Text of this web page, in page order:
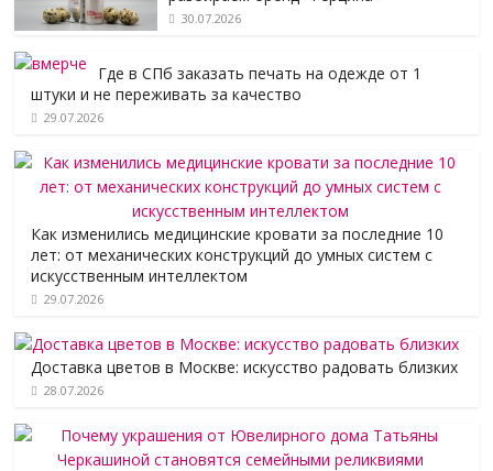
30.07.2026
Где в СПб заказать печать на одежде от 1
штуки и не переживать за качество
29.07.2026
Как изменились медицинские кровати за последние 10
лет: от механических конструкций до умных систем с
искусственным интеллектом
29.07.2026
Доставка цветов в Москве: искусство радовать близких
28.07.2026